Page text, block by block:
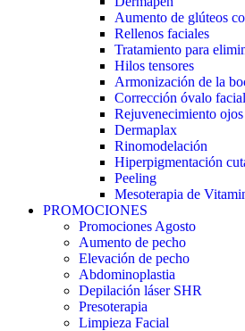
Aumento de glúteos
Rellenos faciales
Tratamiento para
Hilos tensores
Armonización de la
Corrección óvalo facial
Rejuvenecimiento ojos
Dermaplax
Rinomodelación
Hiperpigmentación
Peeling
Mesoterapia de
PROMOCIONES
Promociones Agosto
Aumento de pecho
Elevación de pecho
Abdominoplastia
Depilación láser SHR
Presoterapia
Limpieza Facial